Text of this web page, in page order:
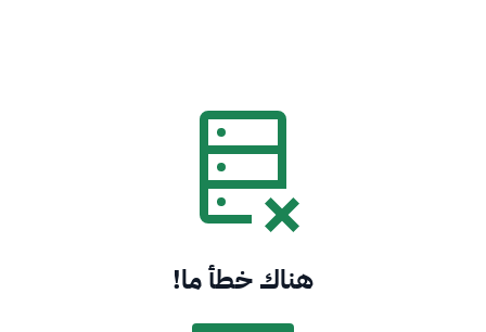
هناك خطأ ما!